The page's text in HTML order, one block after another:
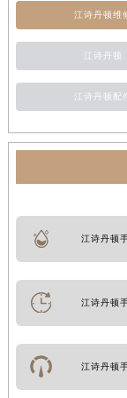
江诗丹顿维
江诗丹顿
江诗丹顿配
江诗丹顿
江诗丹顿
江诗丹顿